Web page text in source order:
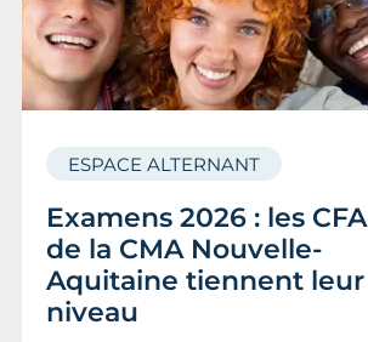
Examens 2026 : les CFA
de la CMA Nouvelle-
Aquitaine tiennent leur
niveau
ESPACE ALTERNANT